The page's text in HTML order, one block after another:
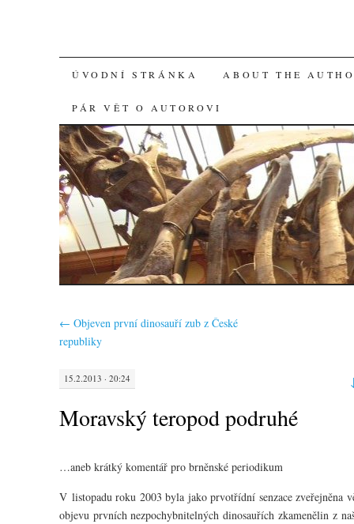
SKIP
TO
CONTENT
ÚVODNÍ STRÁNKA ABOUT THE
PÁR VĚT O AUTOROVI
← Objeven první dinosauří zub z České
republiky
15.2.2013 · 20:24
Moravský teropod podruhé
…aneb krátký komentář pro brněnské periodikum
V listopadu roku 2003 byla jako prvotřídní senzace zveřejněna
objevu prvních nezpochybnitelných dinosauřích zkamenělin z